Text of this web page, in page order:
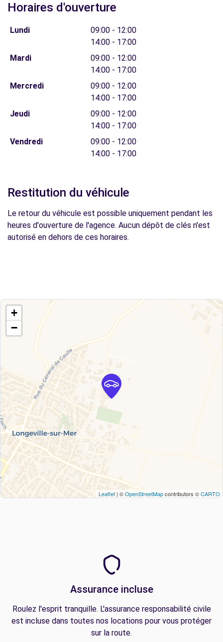
Horaires d'ouverture
Lundi
09:00 - 12:00
14:00 - 17:00
Mardi
09:00 - 12:00
14:00 - 17:00
Mercredi
09:00 - 12:00
14:00 - 17:00
Jeudi
09:00 - 12:00
14:00 - 17:00
Vendredi
09:00 - 12:00
14:00 - 17:00
Restitution du véhicule
Le retour du véhicule est possible uniquement pendant les
heures d'ouverture de l'agence. Aucun dépôt de clés n'est
autorisé en dehors de ces horaires.
+
−
Leaflet | ©OpenStreetMapcontributors ©CARTO
Assurance incluse
Roulez l'esprit tranquille. L'assurance responsabilité civile
est incluse dans toutes nos locations pour vous protéger
sur la route.